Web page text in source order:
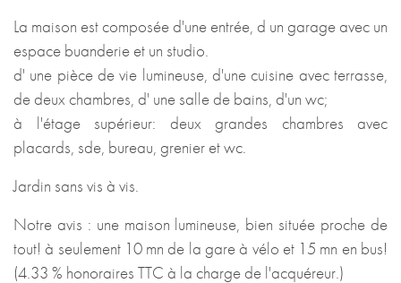
La maison est composée d'une entrée, d un garage avec un
espace buanderie et un studio.
d' une pièce de vie lumineuse, d'une cuisine avec terrasse,
de deux chambres, d' une salle de bains, d'un wc;
à l'étage supérieur: deux grandes chambres avec
placards, sde, bureau, grenier et wc.
Jardin sans vis à vis.
Notre avis : une maison lumineuse, bien située proche de
tout! à seulement 10 mn de la gare à vélo et 15 mn en bus!
(4.33 % honoraires TTC à la charge de l'acquéreur.)